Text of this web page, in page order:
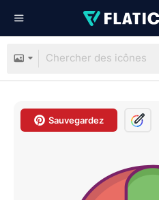
Sauvegardez